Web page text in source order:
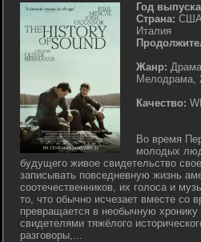
Год
Страна:
Италия
Жанр:
Мелодрама,
Качество:
Во время
молодых
будущего живое свидетельство
записывать повседневную жизнь
соотечественников, их голоса и
то, что обычно исчезает вместе со
превращается в необычную
свидетелями тяжёлого
разговоры,...